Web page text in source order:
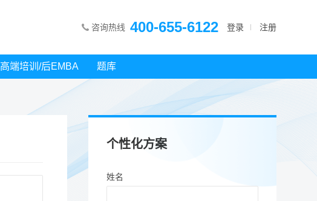
咨询热线 400-655-6122 登录 注册
高端培训/后EMBA 题库
个性化方案
姓名